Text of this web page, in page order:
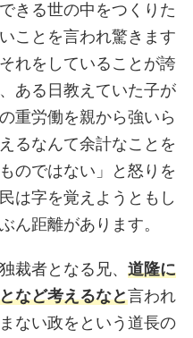
きる世の中をつくりた
ことを言われ驚きます
れをしていることが誇
ある日教えていた子が
重労働を親から強いら
るなんて余計なことを
のではない」と怒りを
は字を覚えようともし
ん距離があります。
裁者となる兄、 道隆に
など考えるなと言われ
ない政をという道長の